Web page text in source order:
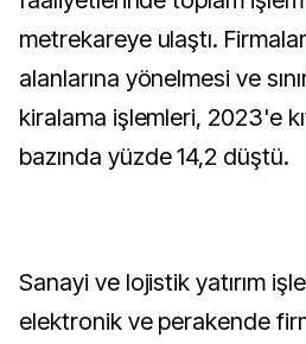
metrekareye ulaştı.
alanlarına yönelmesi ve
kiralama işlemleri, 2023'e
bazında yüzde 14,2 düştü.
Sanayi ve lojistik yatırım
elektronik ve perakende